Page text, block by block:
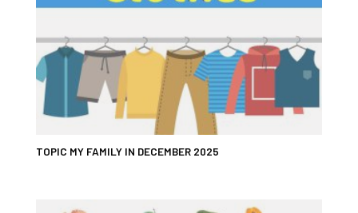
TOPIC MY FAMILY IN DECEMBER 2025